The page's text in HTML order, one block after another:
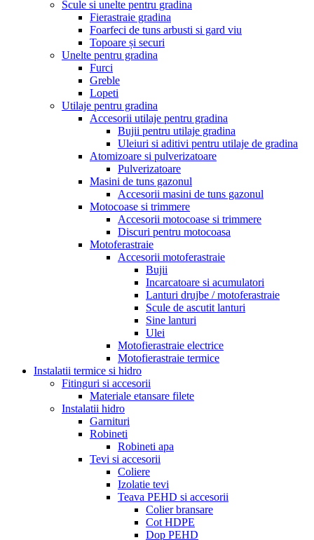
Scule si unelte pentru gradina
Fierastraie gradina
Foarfeci de tuns arbusti si gard viu
Topoare și securi
Unelte pentru gradina
Furci
Greble
Lopeti
Utilaje pentru gradina
Accesorii utilaje pentru gradina
Bujii pentru utilaje gradina
Uleiuri si aditivi pentru utilaje de gradina
Atomizoare si pulverizatoare
Pulverizatoare
Masini de tuns gazonul
Accesorii masini de tuns gazonul
Motocoase si trimmere
Accesorii motocoase si trimmere
Discuri pentru motocoasa
Motoferastraie
Accesorii motoferastraie
Bujii
Incarcatoare si acumulatori
Lanturi drujbe / motoferastraie
Scule de ascutit lanturi
Sine lanturi
Ulei
Motofierastraie electrice
Motofierastraie termice
Instalatii termice si hidro
Fitinguri si accesorii
Materiale etansare filete
Instalatii hidro
Garnituri
Robineti
Robineti apa
Tevi si accesorii
Coliere
Izolatie tevi
Teava PEHD si accesorii
Colier bransare
Cot HDPE
Dop PEHD